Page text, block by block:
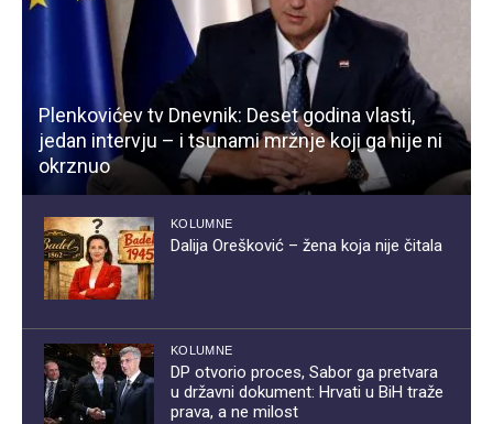
Plenkovićev tv Dnevnik: Deset godina vlasti,
jedan intervju – i tsunami mržnje koji ga nije ni
okrznuo
KOLUMNE
Dalija Orešković – žena koja nije čitala
KOLUMNE
DP otvorio proces, Sabor ga pretvara
u državni dokument: Hrvati u BiH traže
prava, a ne milost